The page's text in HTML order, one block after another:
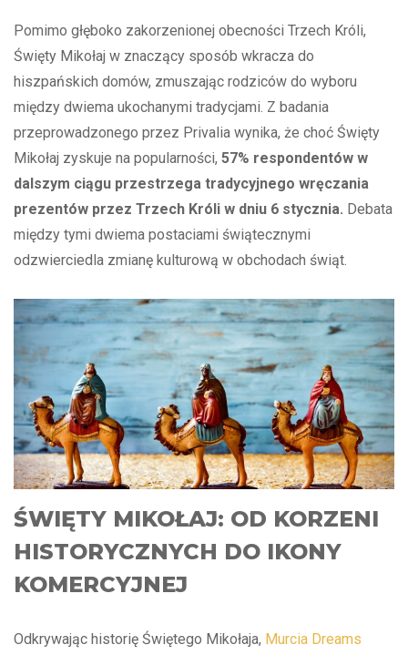
Pomimo głęboko zakorzenionej obecności Trzech Króli,
Święty Mikołaj w znaczący sposób wkracza do
hiszpańskich domów, zmuszając rodziców do wyboru
między dwiema ukochanymi tradycjami. Z badania
przeprowadzonego przez Privalia wynika, że choć Święty
Mikołaj zyskuje na popularności, 57% respondentów w
dalszym ciągu przestrzega tradycyjnego wręczania
prezentów przez Trzech Króli w dniu 6 stycznia. Debata
między tymi dwiema postaciami świątecznymi
odzwierciedla zmianę kulturową w obchodach świąt.
ŚWIĘTY MIKOŁAJ: OD KORZENI
HISTORYCZNYCH DO IKONY
KOMERCYJNEJ
Odkrywając historię Świętego Mikołaja, Murcia Dreams